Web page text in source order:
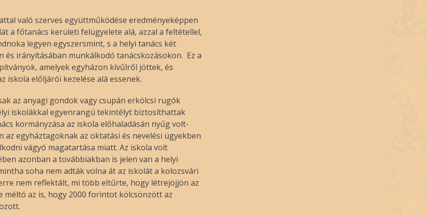
való szerves együttműködése eredményeképpen
a főtanács kerületi felügyelete alá, azzal a feltétellel,
legyen egyszersmint, s a helyi tanács két
és irányításában munkálkodó tanácskozásokon. Ez a
amelyek egyházon kívűlről jöttek, és
iskola előljárói kezelése alá essenek.
az anyagi gondok vagy csupán erkölcsi rugók
iskolákkal egyenrangú tekintélyt biztosíthattak
kormányzása az iskola előhaladásán nyűg volt-
egyháztagoknak az oktatási és nevelési ügyekben
vágyó magatartása miatt. Az iskola volt
azonban a továbbiakban is jelen van a helyi
soha nem adták volna át az iskolát a kolozsvári
nem reflektált, mi több eltűrte, hogy létrejöjjön az
méltó az is, hogy 2000 forintot kölcsönzött az